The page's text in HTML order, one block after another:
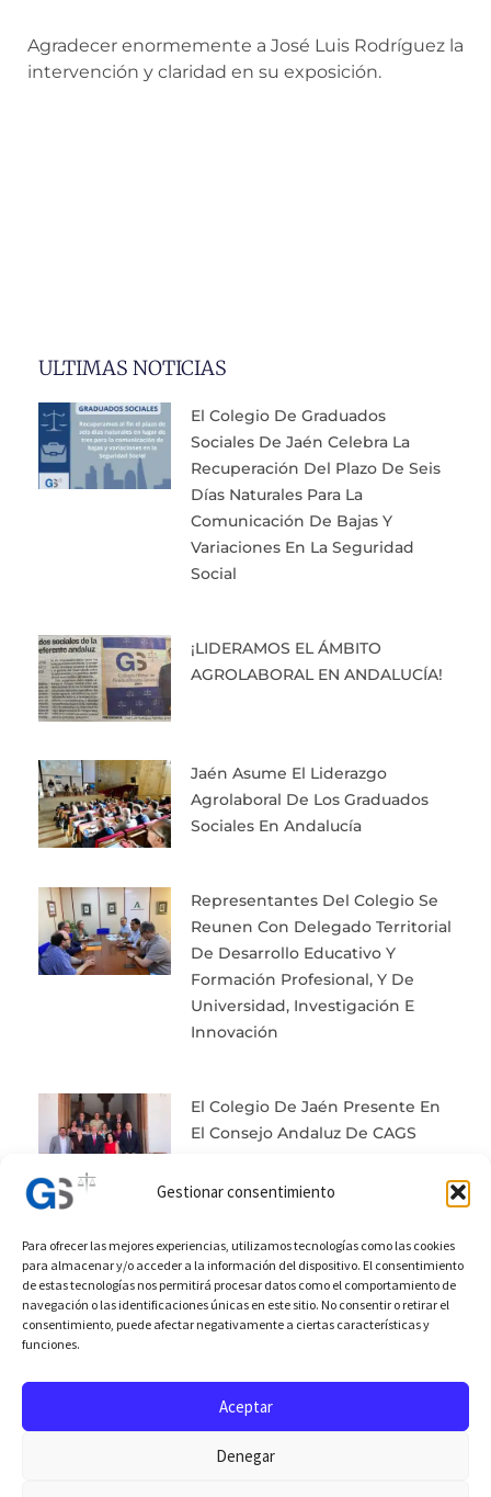
Gestionar consentimiento
Para ofrecer las mejores experiencias, utilizamos tecnologías como las cookies
para almacenar y/o acceder a la información del dispositivo. El consentimiento
de estas tecnologías nos permitirá procesar datos como el comportamiento de
navegación o las identificaciones únicas en este sitio. No consentir o retirar el
consentimiento, puede afectar negativamente a ciertas características y
funciones.
Aceptar
Denegar
Agradecer enormemente a José Luis Rodríguez la
intervención y claridad en su exposición.
ULTIMAS NOTICIAS
El Colegio De Graduados
Sociales De Jaén Celebra La
Recuperación Del Plazo De Seis
Días Naturales Para La
Comunicación De Bajas Y
Variaciones En La Seguridad
Social
¡LIDERAMOS EL ÁMBITO
AGROLABORAL EN ANDALUCÍA!
Jaén Asume El Liderazgo
Agrolaboral De Los Graduados
Sociales En Andalucía
Representantes Del Colegio Se
Reunen Con Delegado Territorial
De Desarrollo Educativo Y
Formación Profesional, Y De
Universidad, Investigación E
Innovación
El Colegio De Jaén Presente En
El Consejo Andaluz De CAGS
Prev
Anterior Posterior
Next